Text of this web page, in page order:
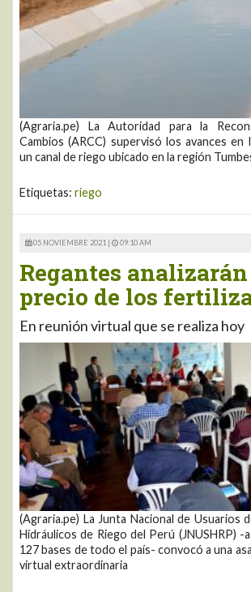
(Agraria.pe) La Autoridad para la
Cambios (ARCC) supervisó los avances en
un canal de riego ubicado en la región
Etiquetas: riego
05 NOVIEMBRE 2021 | 09:10 AM
Regantes
precio de los
En reunión virtual que se realiza hoy
(Agraria.pe) La Junta Nacional de Usuarios
Hidráulicos de Riego del Perú (JNUSHRP) -
127 bases de todo el país- convocó a una
virtual extraordinaria